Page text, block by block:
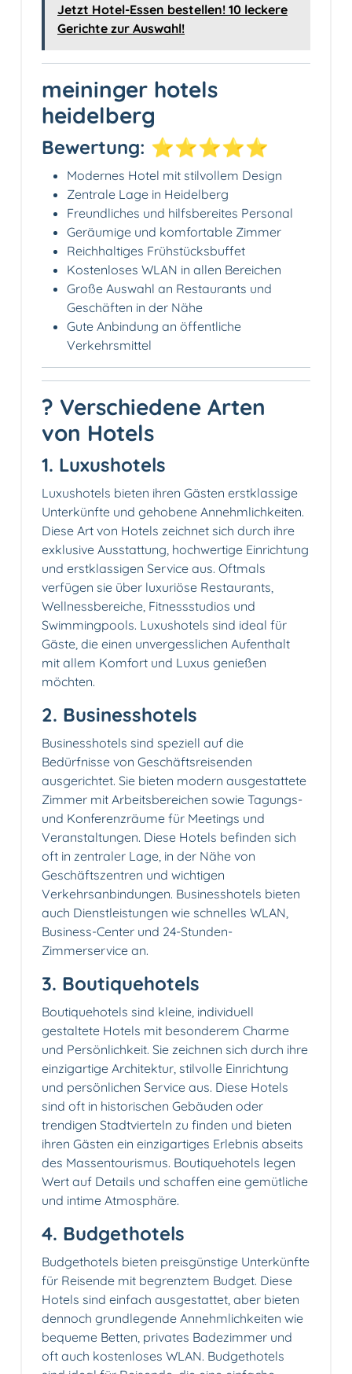
Jetzt Hotel-Essen bestellen! 10 leckere
Gerichte zur Auswahl!
meininger hotels
heidelberg
Bewertung: ⭐⭐⭐⭐⭐
Modernes Hotel mit stilvollem Design
Zentrale Lage in Heidelberg
Freundliches und hilfsbereites Personal
Geräumige und komfortable Zimmer
Reichhaltiges Frühstücksbuffet
Kostenloses WLAN in allen Bereichen
Große Auswahl an Restaurants und
Geschäften in der Nähe
Gute Anbindung an öffentliche
Verkehrsmittel
? Verschiedene Arten
von Hotels
1. Luxushotels
Luxushotels bieten ihren Gästen erstklassige
Unterkünfte und gehobene Annehmlichkeiten.
Diese Art von Hotels zeichnet sich durch ihre
exklusive Ausstattung, hochwertige Einrichtung
und erstklassigen Service aus. Oftmals
verfügen sie über luxuriöse Restaurants,
Wellnessbereiche, Fitnessstudios und
Swimmingpools. Luxushotels sind ideal für
Gäste, die einen unvergesslichen Aufenthalt
mit allem Komfort und Luxus genießen
möchten.
2. Businesshotels
Businesshotels sind speziell auf die
Bedürfnisse von Geschäftsreisenden
ausgerichtet. Sie bieten modern ausgestattete
Zimmer mit Arbeitsbereichen sowie Tagungs-
und Konferenzräume für Meetings und
Veranstaltungen. Diese Hotels befinden sich
oft in zentraler Lage, in der Nähe von
Geschäftszentren und wichtigen
Verkehrsanbindungen. Businesshotels bieten
auch Dienstleistungen wie schnelles WLAN,
Business-Center und 24-Stunden-
Zimmerservice an.
3. Boutiquehotels
Boutiquehotels sind kleine, individuell
gestaltete Hotels mit besonderem Charme
und Persönlichkeit. Sie zeichnen sich durch ihre
einzigartige Architektur, stilvolle Einrichtung
und persönlichen Service aus. Diese Hotels
sind oft in historischen Gebäuden oder
trendigen Stadtvierteln zu finden und bieten
ihren Gästen ein einzigartiges Erlebnis abseits
des Massentourismus. Boutiquehotels legen
Wert auf Details und schaffen eine gemütliche
und intime Atmosphäre.
4. Budgethotels
Budgethotels bieten preisgünstige Unterkünfte
für Reisende mit begrenztem Budget. Diese
Hotels sind einfach ausgestattet, aber bieten
dennoch grundlegende Annehmlichkeiten wie
bequeme Betten, privates Badezimmer und
oft auch kostenloses WLAN. Budgethotels